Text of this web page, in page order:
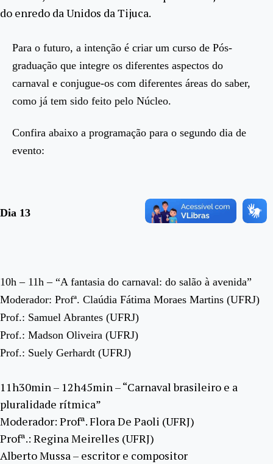
do enredo da Unidos da Tijuca.
Para o futuro, a intenção é criar um curso de Pós-
graduação que integre os diferentes aspectos do
carnaval e conjugue-os com diferentes áreas do saber,
como já tem sido feito pelo Núcleo.
Confira abaixo a programação para o segundo dia de
evento:
Dia 13
10h – 11h – “A fantasia do carnaval: do salão à avenida”
Moderador: Profª. Claúdia Fátima Moraes Martins (UFRJ)
Prof.: Samuel Abrantes (UFRJ)
Prof.: Madson Oliveira (UFRJ)
Prof.: Suely Gerhardt (UFRJ)
11h30min – 12h45min – “Carnaval brasileiro e a
pluralidade rítmica”
Moderador: Profª. Flora De Paoli (UFRJ)
Profª.: Regina Meirelles (UFRJ)
Alberto Mussa – escritor e compositor